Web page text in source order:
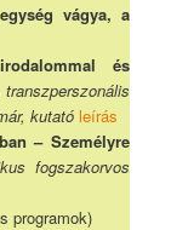
vágya, a
és
kutató leírás
– Személyre
fogszakorvos
programok)